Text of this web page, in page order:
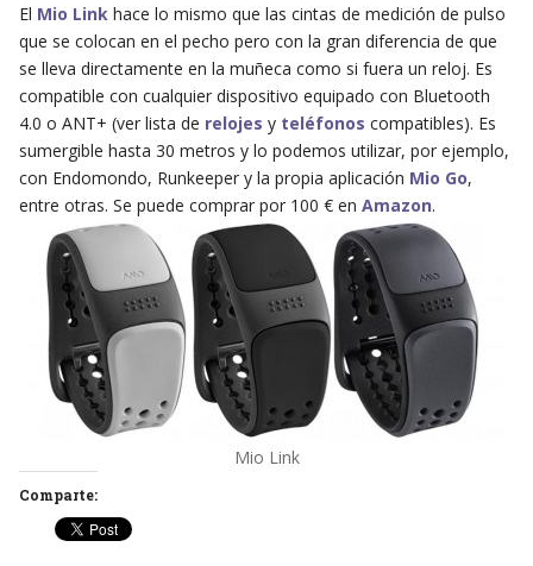
El Mio Link hace lo mismo que las cintas de medición de pulso
que se colocan en el pecho pero con la gran diferencia de que
se lleva directamente en la muñeca como si fuera un reloj. Es
compatible con cualquier dispositivo equipado con Bluetooth
4.0 o ANT+ (ver lista de relojes y teléfonos compatibles). Es
sumergible hasta 30 metros y lo podemos utilizar, por ejemplo,
con Endomondo, Runkeeper y la propia aplicación Mio Go,
entre otras. Se puede comprar por 100 € en Amazon.
Mio Link
Comparte: